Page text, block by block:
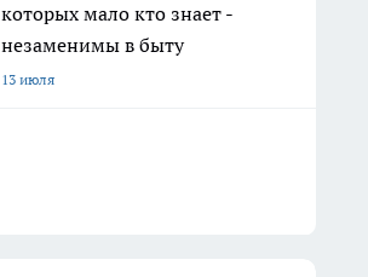
которых мало кто знает -
незаменимы в быту
13 июля